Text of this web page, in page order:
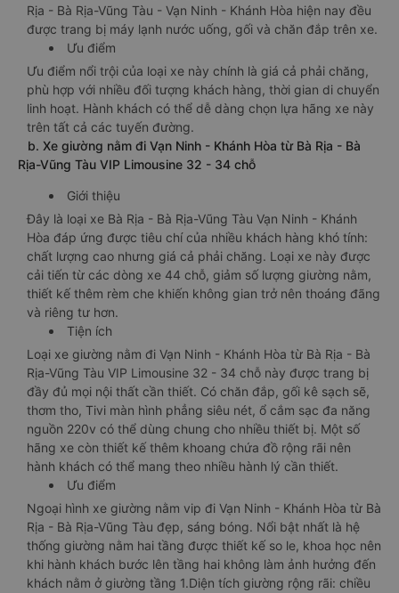
Rịa - Bà Rịa-Vũng Tàu - Vạn Ninh - Khánh Hòa hiện nay đều
được trang bị máy lạnh nước uống, gối và chăn đắp trên xe.
Ưu điểm
Ưu điểm nổi trội của loại xe này chính là giá cả phải chăng,
phù hợp với nhiều đối tượng khách hàng, thời gian di chuyển
linh hoạt. Hành khách có thể dễ dàng chọn lựa hãng xe này
trên tất cả các tuyến đường.
b. Xe giường nằm đi Vạn Ninh - Khánh Hòa từ Bà Rịa - Bà
Rịa-Vũng Tàu VIP Limousine 32 - 34 chỗ
Giới thiệu
Đây là loại xe Bà Rịa - Bà Rịa-Vũng Tàu Vạn Ninh - Khánh
Hòa đáp ứng được tiêu chí của nhiều khách hàng khó tính:
chất lượng cao nhưng giá cả phải chăng. Loại xe này được
cải tiến từ các dòng xe 44 chỗ, giảm số lượng giường nằm,
thiết kế thêm rèm che khiến không gian trở nên thoáng đãng
và riêng tư hơn.
Tiện ích
Loại xe giường nằm đi Vạn Ninh - Khánh Hòa từ Bà Rịa - Bà
Rịa-Vũng Tàu VIP Limousine 32 - 34 chỗ này được trang bị
đầy đủ mọi nội thất cần thiết. Có chăn đắp, gối kê sạch sẽ,
thơm tho, Tivi màn hình phẳng siêu nét, ổ cắm sạc đa năng
nguồn 220v có thể dùng chung cho nhiều thiết bị. Một số
hãng xe còn thiết kế thêm khoang chứa đồ rộng rãi nên
hành khách có thể mang theo nhiều hành lý cần thiết.
Ưu điểm
Ngoại hình xe giường nằm vip đi Vạn Ninh - Khánh Hòa từ Bà
Rịa - Bà Rịa-Vũng Tàu đẹp, sáng bóng. Nổi bật nhất là hệ
thống giường nằm hai tầng được thiết kế so le, khoa học nên
khi hành khách bước lên tầng hai không làm ảnh hưởng đến
khách nằm ở giường tầng 1.Diện tích giường rộng rãi: chiều